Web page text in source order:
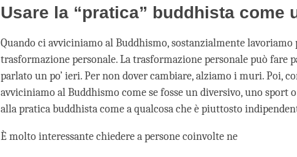
Usare la “pratica” buddhista come
Quando ci avviciniamo al Buddhismo, sostanzialmente
trasformazione personale. La trasformazione personale può fare
parlato un po’ ieri. Per non dover cambiare, alziamo i muri. Poi,
avviciniamo al Buddhismo come se fosse un diversivo, uno sport
alla pratica buddhista come a qualcosa che è piuttosto
È molto interessante chiedere a persone coinvolte ne